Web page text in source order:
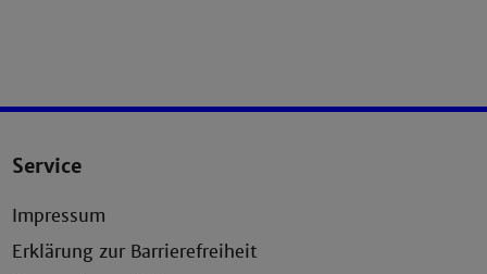
Service
Impressum
Erklärung zur Barrierefreiheit